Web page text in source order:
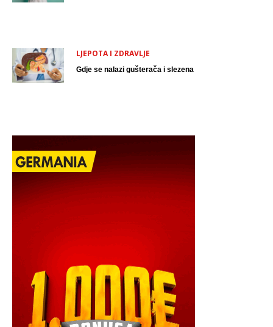
LJEPOTA I ZDRAVLJE
Gdje se nalazi gušterača i slezena